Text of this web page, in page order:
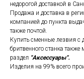
недорогой доставкой в
Продажа и доставка в
компанией до пункта
также почтой.
Купить сменные лезвия с
бритвенного станка
раздел "Аксессуары".
Изделия на 99% всего